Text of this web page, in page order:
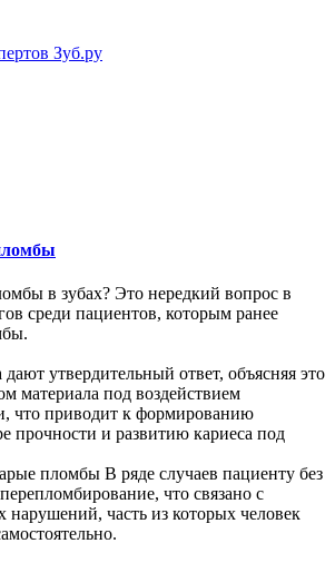
Зуб.ру
в зубах? Это нередкий вопрос в
среди пациентов, которым ранее
утвердительный ответ, объясняя это
материала под воздействием
что приводит к формированию
прочности и развитию кариеса под
пломбы В ряде случаев пациенту без
что связано с
нарушений, часть из которых человек